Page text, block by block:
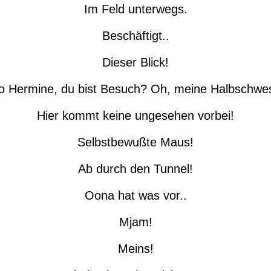
Im Feld unterwegs.
Beschäftigt..
Dieser Blick!
Hermine, du bist Besuch? Oh, meine
Hier kommt keine ungesehen vorbei!
Selbstbewußte Maus!
Ab durch den Tunnel!
Oona hat was vor..
Mjam!
Meins!